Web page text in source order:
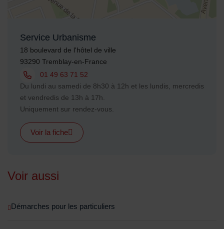
Service Urbanisme
Adresse :
18 boulevard de l'hôtel de ville
93290 Tremblay-en-France
Tél. :
01 49 63 71 52
Horaires :
Du lundi au samedi de 8h30 à 12h et les lundis, mercredis
et vendredis de 13h à 17h.
Uniquement sur rendez-vous.
Voir la fiche
Voir aussi
Démarches pour les particuliers